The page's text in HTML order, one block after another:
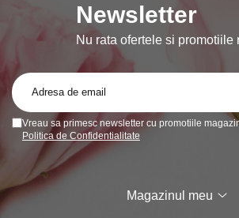
Newsletter
Nu rata ofertele si promotiile
Vreau sa primesc newsletter cu promotiile
Politica de Confidentialitate
Magazinul meu